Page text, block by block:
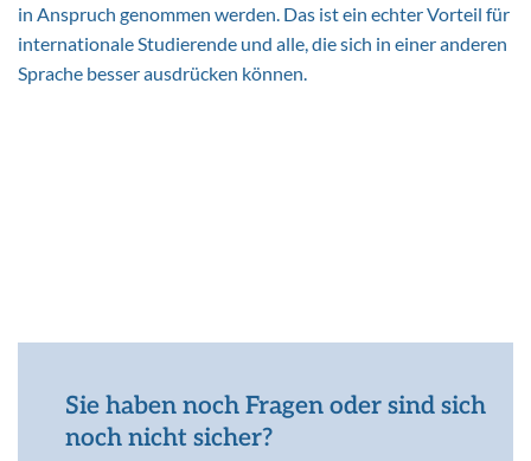
in Anspruch genommen werden. Das ist ein echter Vorteil für
internationale Studierende und alle, die sich in einer anderen
Sprache besser ausdrücken können.
Sie haben noch Fragen oder sind sich
noch nicht sicher?